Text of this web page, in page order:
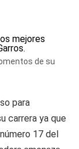
de su
para
carrera ya que
17 del